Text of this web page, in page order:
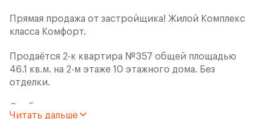
Прямая продажа от застройщика! Жилой Комплекс
класса Комфорт.
Продаётся 2-к квартира №357 общей площадью
46.1 кв.м. на 2-м этаже 10 этажного дома. Без
отделки.
Особенности:
Читать дальше